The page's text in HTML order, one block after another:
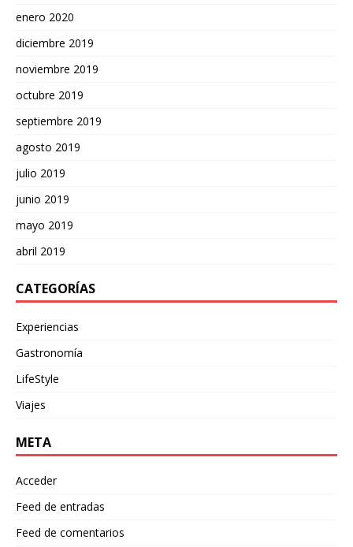
enero 2020
diciembre 2019
noviembre 2019
octubre 2019
septiembre 2019
agosto 2019
julio 2019
junio 2019
mayo 2019
abril 2019
CATEGORÍAS
Experiencias
Gastronomía
LifeStyle
Viajes
META
Acceder
Feed de entradas
Feed de comentarios